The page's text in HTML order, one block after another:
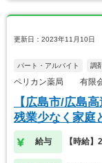
更新日：2023年11月10日
パート・アルバイト 調
ペリカン薬局 有限会
【広島市/広島
残業少なく家
給与 【時給